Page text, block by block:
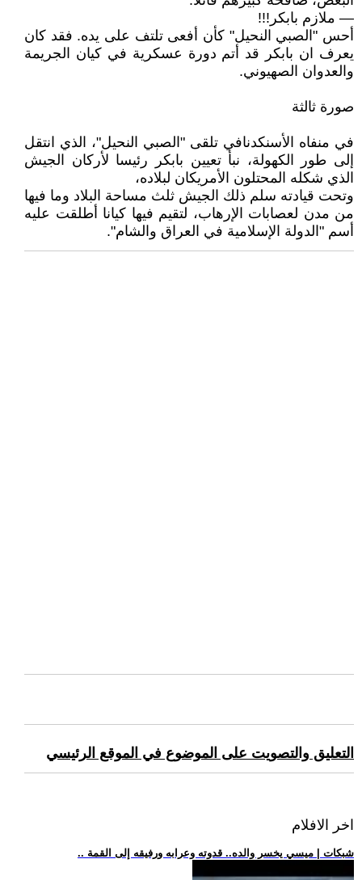
— ملازم بابكر!!!
أحس "الصبي النحيل" كأن أفعى تلتف على يده. فقد كان
يعرف ان بابكر قد أتم دورة عسكرية في كيان الجريمة
والعدوان الصهيوني.
صورة ثالثة
في منفاه الأسنكدنافي تلقى "الصبي النحيل"، الذي انتقل
إلى طور الكهولة، نبأ تعيين بابكر رئيسا لأركان الجيش
الذي شكله المحتلون الأمريكان لبلاده،
وتحت قيادته سلم ذلك الجيش ثلث مساحة البلاد وما فيها
من مدن لعصابات الإرهاب، لتقيم فيها كيانا أطلقت عليه
أسم "الدولة الإسلامية في العراق والشام".
التعليق والتصويت على الموضوع في الموقع الرئيسي
اخر الافلام
.. شبكات | ميسي يخسر والده.. قدوته وعرابه ورفيقه إلى القمة